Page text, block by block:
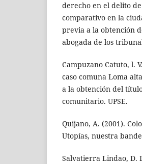
derecho en el delito
comparativo en la
previa a la obtención
abogada de los
Campuzano Catuto, l.
caso comuna Loma
a la obtención del
comunitario. UPSE.
Quijano, A. (2001).
Utopías, nuestra
Salvatierra Lindao, D.